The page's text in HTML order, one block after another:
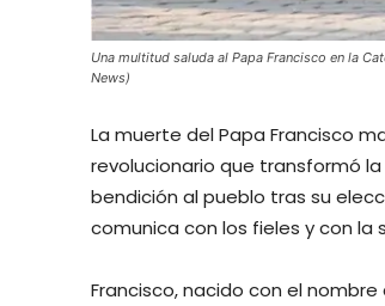
Una multitud saluda al Papa Francisco en la
News)
La muerte del Papa Francisco
revolucionario que transformó
bendición al pueblo tras su
comunica con los fieles y con la
Francisco, nacido con el